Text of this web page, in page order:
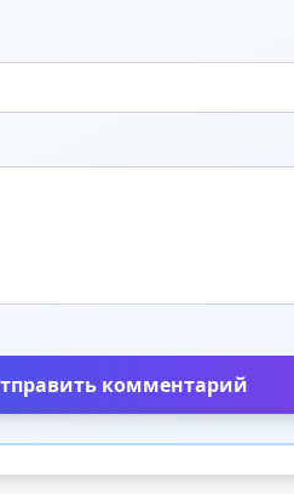
комментарий